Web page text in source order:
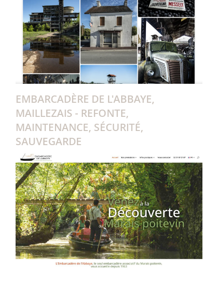
EMBARCADÈRE DE L'ABBAYE,
MAILLEZAIS - REFONTE,
MAINTENANCE, SÉCURITÉ,
SAUVEGARDE